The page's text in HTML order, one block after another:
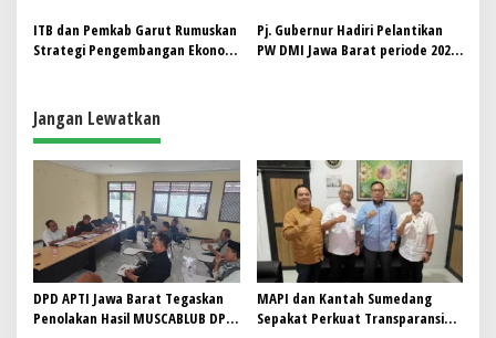
Kelas Dunia
ITB dan Pemkab Garut Rumuskan
Strategi Pengembangan Ekonomi
Pj. Gubernur Hadiri Pelantikan
PW DMI Jawa Barat periode 2024-
Jangan Lewatkan
DPD APTI Jawa Barat Tegaskan
Penolakan Hasil MUSCABLUB DPC
MAPI dan Kantah Sumedang
Sepakat Perkuat Transparansi